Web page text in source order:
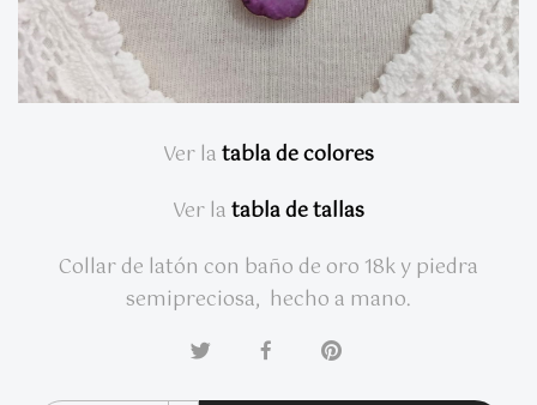
Ver latabla de colores
Ver latabla de tallas
Collar de latón con baño de oro 18k y piedra
semipreciosa, hecho a mano.